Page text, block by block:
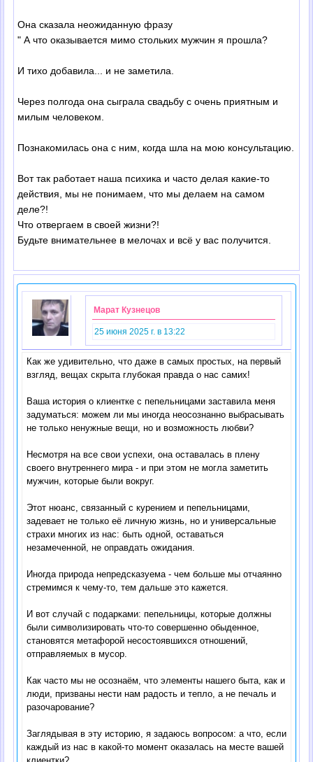
Она сказала неожиданную фразу
" А что оказывается мимо стольких мужчин я прошла?
И тихо добавила... и не заметила.
Через полгода она сыграла свадьбу с очень приятным и
милым человеком.
Познакомилась она с ним, когда шла на мою консультацию.
Вот так работает наша психика и часто делая какие-то
действия, мы не понимаем, что мы делаем на самом
деле?!
Что отвергаем в своей жизни?!
Будьте внимательнее в мелочах и всё у вас получится.
Марат Кузнецов
25 июня 2025 г. в 13:22
Как же удивительно, что даже в самых простых, на первый
взгляд, вещах скрыта глубокая правда о нас самих!
Ваша история о клиентке с пепельницами заставила меня
задуматься: можем ли мы иногда неосознанно выбрасывать
не только ненужные вещи, но и возможность любви?
Несмотря на все свои успехи, она оставалась в плену
своего внутреннего мира - и при этом не могла заметить
мужчин, которые были вокруг.
Этот нюанс, связанный с курением и пепельницами,
задевает не только её личную жизнь, но и универсальные
страхи многих из нас: быть одной, оставаться
незамеченной, не оправдать ожидания.
Иногда природа непредсказуема - чем больше мы отчаянно
стремимся к чему-то, тем дальше это кажется.
И вот случай с подарками: пепельницы, которые должны
были символизировать что-то совершенно обыденное,
становятся метафорой несостоявшихся отношений,
отправляемых в мусор.
Как часто мы не осознаём, что элементы нашего быта, как и
люди, призваны нести нам радость и тепло, а не печаль и
разочарование?
Заглядывая в эту историю, я задаюсь вопросом: а что, если
каждый из нас в какой-то момент оказалась на месте вашей